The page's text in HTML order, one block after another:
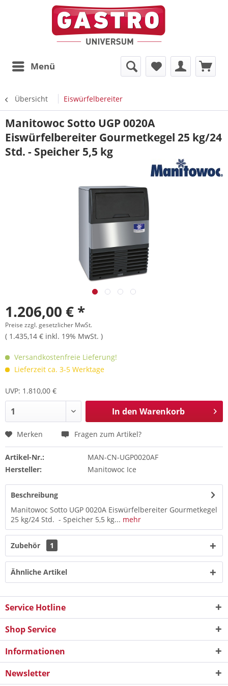
Menü
Übersicht Eiswürfelbereiter
Manitowoc Sotto UGP 0020A
Eiswürfelbereiter Gourmetkegel 25 kg/24
Std. - Speicher 5,5 kg
1.206,00 € *
Preise zzgl. gesetzlicher MwSt.
( 1.435,14 € inkl. 19% MwSt. )
Versandkostenfreie Lieferung!
Lieferzeit ca. 3-5 Werktage
UVP: 1.810,00 €
In den Warenkorb
Merken Fragen zum Artikel?
Artikel-Nr.:
MAN-CN-UGP0020AF
Hersteller:
Manitowoc Ice
Beschreibung
Manitowoc Sotto UGP 0020A Eiswürfelbereiter Gourmetkegel
25 kg/24 Std. - Speicher 5,5 kg... mehr
Zubehör 1
Ähnliche Artikel
Service Hotline
Shop Service
Informationen
Newsletter